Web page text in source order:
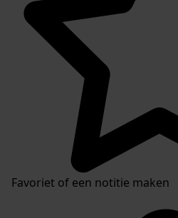
Favoriet of een notitie maken